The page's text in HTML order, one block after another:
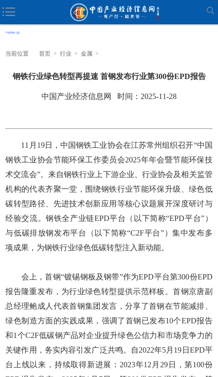
当前位置 首页 > 行业 > 金属 >
钢铁行业绿色转型再提速 首钢发布行业第300份EPD报告
中国产业经济信息网 时间：2025-11-28
11月19日，中国钢铁工业协会在江苏常州组织召开“中国
钢铁工业协会节能环保工作委员会2025年年会暨节能环保技
术交流会”。来自钢铁行业上下游企业、行业协会及相关监管
机构的代表齐聚一堂，围绕钢铁行业节能环保升级、绿色低
碳转型路径、先进技术创新应用等核心议题展开深度研讨与
经验交流。钢铁全产业链EPD平台（以下简称“EPD平台”）
与低碳排放钢发布平台（以下简称“C2F平台”）集中发布多
项成果，为钢铁行业绿色低碳转型注入新动能。
会上，首钢“镀锡钢板及钢带”作为EPD平台第300份EPD
报告隆重发布，为行业绿色转型提供示范样板。首钢京唐副
总经理鲍成人代表首钢集团发言，分享了首钢在节能减排、
绿色制造方面的实践成果，强调了首钢已发布10个EPD报告
和1个C2F低碳钢产品对企业提升绿色公信力和市场竞争力的
关键作用，务实内容引发广泛共鸣。自2022年5月19日EPD平
台上线以来，持续取得新进展：2023年12月29日，第100份